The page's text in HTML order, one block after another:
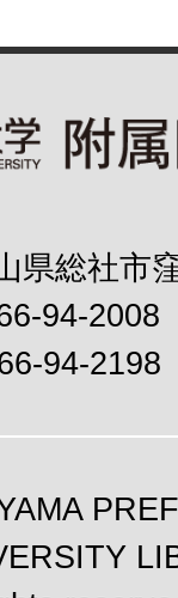
県総社市
94-2008
94-2198